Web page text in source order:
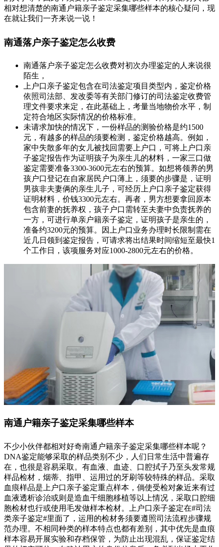
相对想清楚的南通户籍亲子鉴定采集哪些样本的核心疑问，现
在就让我们一齐来说一说！
南通落户亲子鉴定怎么收费
南通落户亲子鉴定怎么收费对初次办理鉴定的人来说很
陌生，
上户口亲子鉴定包含在司法鉴定项目类型内，鉴定价格
依照司法部、发改委等有关部门修订的司法鉴定收费管
理文件要求来定，在此基础上，考量当地物价水平，制
定符合地区实际情况的价格标准。
未请求加快的情况下，一份样品的测验价格是约1500
元，有越多的样品的须要检测，鉴定价格越高。例如，
家中失散多年的女儿被找回需要上户口，可将上户口亲
子鉴定报告作为证明孩子为亲生儿的材料，一家三口做
鉴定需要准备3300-3600元左右的预算。如想将领养的男
孩户口登记在自家居民户口薄上，须要的步骤是，证明
男孩非夫妻俩的亲生儿子，可经历上户口亲子鉴定获得
证明材料，价钱3300元左右。再者，男方想要拿回原本
包含前妻的抚养权，孩子户口需转至夫妻中负责抚养的
一方，可进行单亲户籍亲子鉴定，证明孩子是亲生的，
准备约3200元的预算。因上户口业务办理时长限制需在
近几日领到鉴定报告，可请求将出结果时间缩短至最快1
个工作日，该项服务对应1000-2800元左右的价格。
南通户籍亲子鉴定采集哪些样本
不少小伙伴都相对好奇南通户籍亲子鉴定采集哪些样本呢？
DNA鉴定能够采取的样品类别不少，人们日常生活中普遍存
在，也很是容易采取。有血液、血迹、口腔拭子乃至头发常规
样品检材，烟蒂、指甲、运用过的牙刷等较特殊的样品。采取
血痕样品是上户口亲子鉴定重点样本，倘使受检对象近来有过
血液透析诊治或则是造血干细胞移植等以上情况，采取口腔细
胞检材也行或使用毛发做样本检材。上户口亲子鉴定在#司法
类亲子鉴定#里面了，运用的检材务须要遵照司法流程步骤规
范办理。不相同种类的样本特点也都有差别，其中优先是血痕
样本容易开展实验和存档保管，为防止出现混乱，保证鉴定结